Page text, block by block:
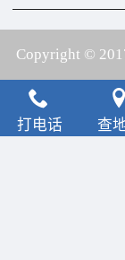
Copyright ©
犀牛云提供云计算服务
打电话 查